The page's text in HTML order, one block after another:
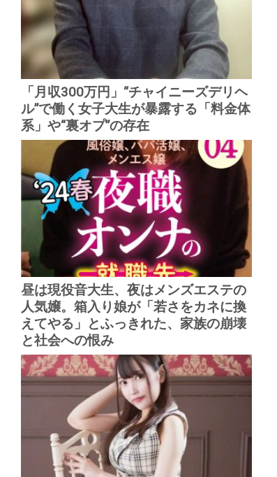
「月収300万円」“チャイニーズデリヘ
ル”で働く女子大生が暴露する「料金体
系」や“裏オプ”の存在
昼は現役音大生、夜はメンズエステの
人気嬢。箱入り娘が「若さをカネに換
えてやる」とふっきれた、家族の崩壊
と社会への恨み